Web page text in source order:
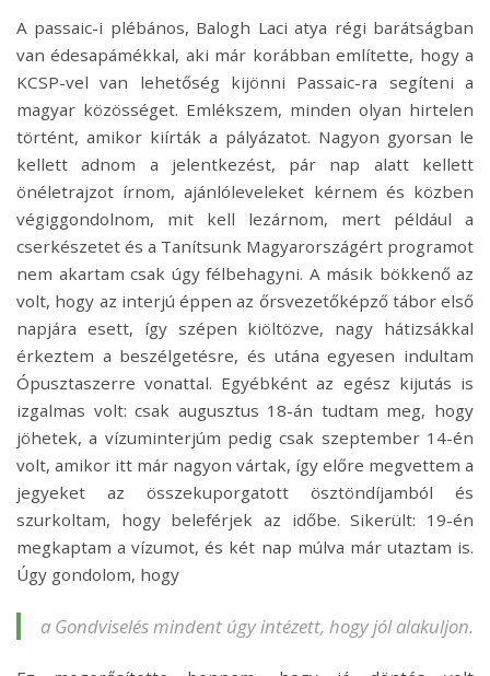
A passaic-i plébános, Balogh Laci atya régi barátságban
van édesapámékkal, aki már korábban említette, hogy a
KCSP-vel van lehetőség kijönni Passaic-ra segíteni a
magyar közösséget. Emlékszem, minden olyan hirtelen
történt, amikor kiírták a pályázatot. Nagyon gyorsan le
kellett adnom a jelentkezést, pár nap alatt kellett
önéletrajzot írnom, ajánlóleveleket kérnem és közben
végiggondolnom, mit kell lezárnom, mert például a
cserkészetet és a Tanítsunk Magyarországért programot
nem akartam csak úgy félbehagyni. A másik bökkenő az
volt, hogy az interjú éppen az őrsvezetőképző tábor első
napjára esett, így szépen kiöltözve, nagy hátizsákkal
érkeztem a beszélgetésre, és utána egyesen indultam
Ópusztaszerre vonattal. Egyébként az egész kijutás is
izgalmas volt: csak augusztus 18-án tudtam meg, hogy
jöhetek, a vízuminterjúm pedig csak szeptember 14-én
volt, amikor itt már nagyon vártak, így előre megvettem a
jegyeket az összekuporgatott ösztöndíjamból és
szurkoltam, hogy beleférjek az időbe. Sikerült: 19-én
megkaptam a vízumot, és két nap múlva már utaztam is.
Úgy gondolom, hogy
a Gondviselés mindent úgy intézett, hogy jól alakuljon.